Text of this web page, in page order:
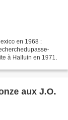
en 1968 :
à Halluin en 1971.
aux J.O.